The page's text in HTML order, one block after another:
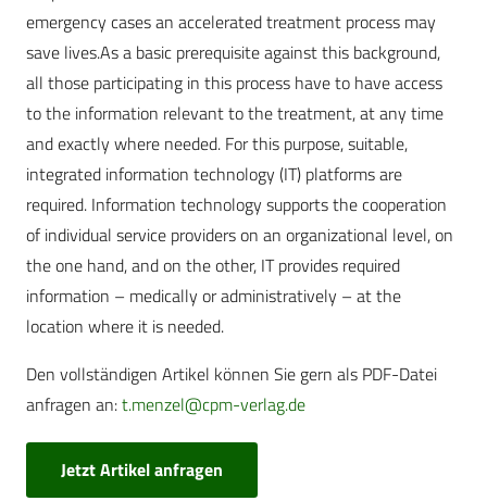
emergency cases an accelerated treatment process may
save lives.As a basic prerequisite against this background,
all those participating in this process have to have access
to the information relevant to the treatment, at any time
and exactly where needed. For this purpose, suitable,
integrated information technology (IT) platforms are
required. Information technology supports the cooperation
of individual service providers on an organizational level, on
the one hand, and on the other, IT provides required
information – medically or administratively – at the
location where it is needed.
Den vollständigen Artikel können Sie gern als PDF-Datei
anfragen an:t.menzel@cpm-verlag.de
Jetzt Artikel anfragen